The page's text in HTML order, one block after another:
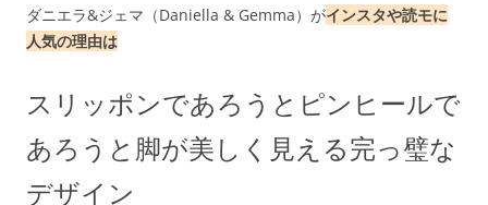
ダニエラ&ジェマ（Daniella & Gemma）がインスタや読モに
人気の理由は
スリッポンであろうとピンヒールで
あろうと脚が美しく見える完っ璧な
デザイン